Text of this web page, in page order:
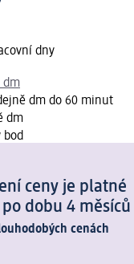
dny
dm
dm do 60 minut
dm
bod
ceny je platné
dobu 4 měsíců
cenách